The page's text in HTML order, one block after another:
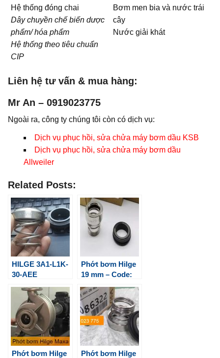
Hệ thống đóng chai
Dây chuyền chế biến dược
phẩm/ hóa phẩm
Hệ thống theo tiêu chuẩn
CIP
Bơm men bia và nước trái
cây
Nước giải khát
Liên hệ tư vấn & mua hàng:
Mr An – 0919023775
Ngoài ra, công ty chúng tôi còn có dịch vụ:
Dịch vụ phục hồi, sửa chửa máy bơm dầu KSB
Dịch vụ phục hồi, sửa chửa máy bơm dầu
Allweiler
Related Posts:
HILGE 3A1-L1K-
30-AEE
Phớt bơm Hilge
19 mm – Code:
Phớt bơm Hilge
Phớt bơm Hilge